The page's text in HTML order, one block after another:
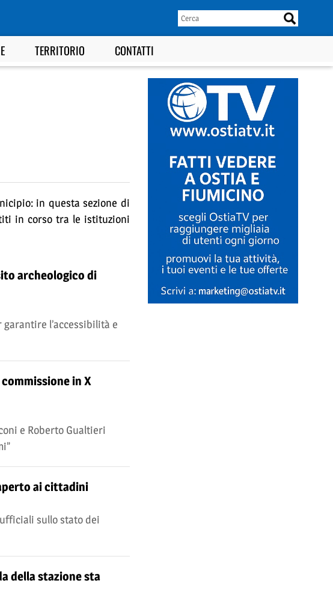
TERRITORIO CONTATTI
in questa sezione di
in corso tra le istituzioni
archeologico di
l’accessibilità e
in X
e Roberto Gualtieri
ai cittadini
sullo stato dei
della stazione sta